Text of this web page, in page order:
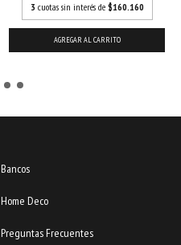
3 cuotas sin interés de $160.160
AGREGAR AL CARRITO
Bancos
Home Deco
Preguntas Frecuentes